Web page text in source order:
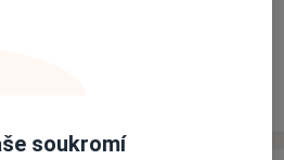
soukromí